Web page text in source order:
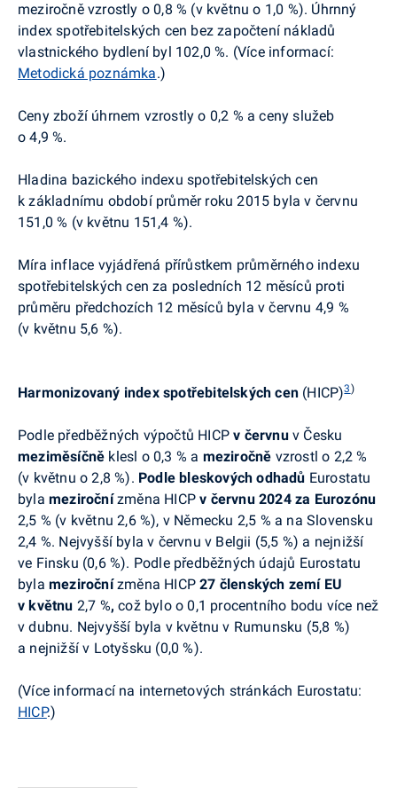
meziročně vzrostly o 0,8 % (v květnu o 1,0 %). Úhrnný
index spotřebitelských cen bez započtení nákladů
vlastnického bydlení byl 102,0 %. (Více informací:
Metodická poznámka.)
Ceny zboží úhrnem vzrostly o 0,2 % a ceny služeb
o 4,9 %.
Hladina bazického indexu spotřebitelských cen
k základnímu období průměr roku 2015 byla v červnu
151,0 % (v květnu 151,4 %).
Míra inflace vyjádřená přírůstkem průměrného indexu
spotřebitelských cen za posledních 12 měsíců proti
průměru předchozích 12 měsíců byla v červnu 4,9 %
(v květnu 5,6 %).
Harmonizovaný index spotřebitelských cen (HICP)3)
Podle předběžných výpočtů HICP v červnuv Česku
meziměsíčně klesl o 0,3 % a meziročně vzrostl o 2,2 %
(v květnu o 2,8 %). Podle bleskových odhadů Eurostatu
byla meziročnízměna HICPv červnu2024za Eurozónu
2,5 % (v květnu 2,6 %), v Německu 2,5 % a na Slovensku
2,4 %. Nejvyšší byla v červnu v Belgii (5,5 %) a nejnižší
ve Finsku (0,6 %). Podle předběžných údajů Eurostatu
byla meziročnízměna HICP27 členských zemí EU
v květnu 2,7 %,což bylo o 0,1 procentního bodu více než
v dubnu. Nejvyšší byla v květnu v Rumunsku (5,8 %)
a nejnižší v Lotyšsku (0,0 %).
(Více informací na internetových stránkách Eurostatu:
HICP.)